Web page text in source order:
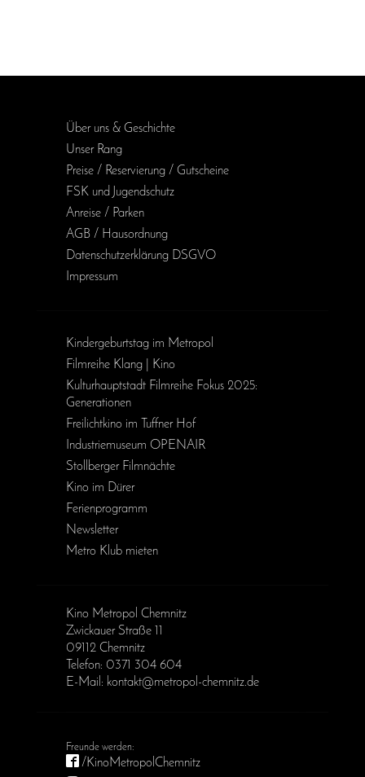
Über uns & Geschichte
Unser Rang
Preise / Reservierung / Gutscheine
FSK und Jugendschutz
Anreise / Parken
AGB / Haus­ordnung
Daten­schutz­erklärung DSGVO
Impressum
Kinder­geburts­tag im Metropol
Filmreihe Klang | Kino
Kulturhauptstadt Filmreihe Fokus 2025:
Generationen
Freilichtkino im Tuffner Hof
Industriemuseum OPENAIR
Stollberger Filmnächte
Kino im Dürer
Ferienprogramm
Newsletter
Metro Klub mieten
Kino Metropol Chemnitz
Zwickauer Straße 11
09112 Chemnitz
Telefon: 0371 304 604
E-Mail: kontakt@metropol-chemnitz.de
/KinoMetropolChemnitz